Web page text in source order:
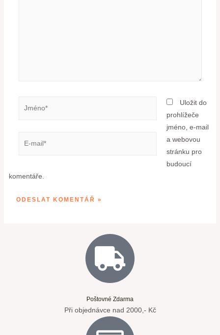
Uložit do
prohlížeče
jméno, e-mail
a webovou
stránku pro
budoucí
komentáře.
Poštovné Zdarma
Při objednávce nad 2000,- Kč